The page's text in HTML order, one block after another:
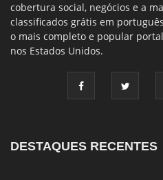
cobertura social, negócios e a
classificados grátis em
o mais completo e popular
nos Estados Unidos.
DESTAQUES RECENTES